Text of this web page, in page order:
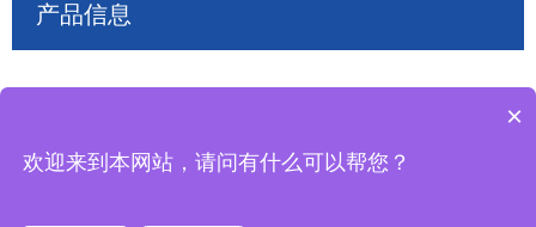
产品信息
×
欢迎来到本网站，请问有什么可以帮您？